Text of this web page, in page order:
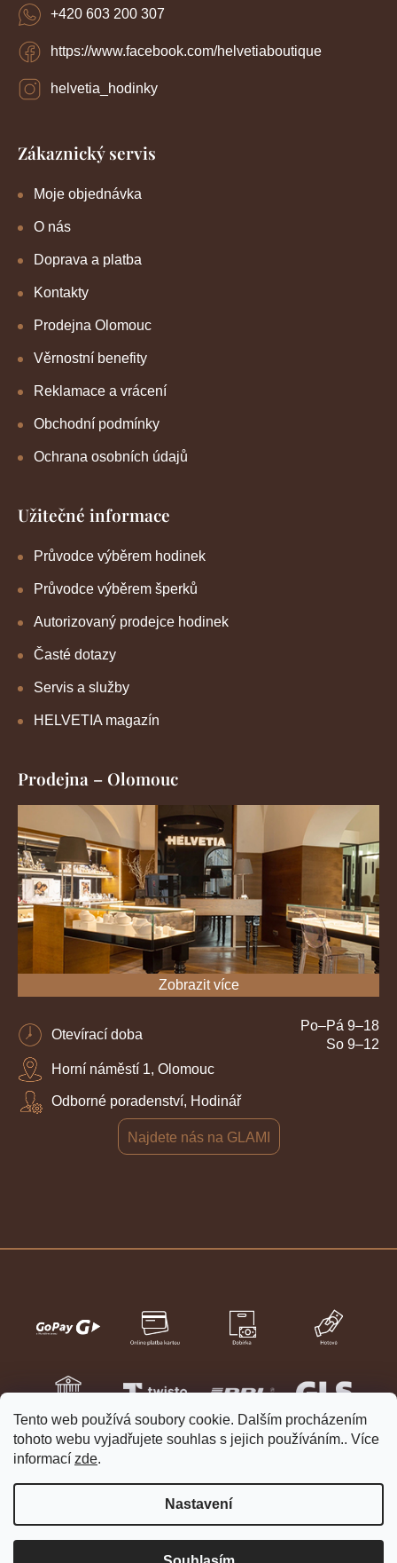
Tento web používá soubory cookie. Dalším procházením
tohoto webu vyjadřujete souhlas s jejich používáním.. Více
informací zde.
Nastavení
https://www.facebook.com/helvetiaboutique
helvetia_hodinky
+420 603 200 307
Zákaznický servis
Moje objednávka
O nás
Doprava a platba
Kontakty
Prodejna Olomouc
Věrnostní benefity
Reklamace a vrácení
Obchodní podmínky
Ochrana osobních údajů
Užitečné informace
Průvodce výběrem hodinek
Průvodce výběrem šperků
Autorizovaný prodejce hodinek
Časté dotazy
Servis a služby
HELVETIA magazín
Prodejna – Olomouc
Zobrazit více
Otevírací doba
Po–Pá 9–18
So 9–12
Horní náměstí 1, Olomouc
Odborné poradenství, Hodinář
Najdete nás na GLAMI
Vytvořil Shoptet
HELVETIA hodinky a šperky